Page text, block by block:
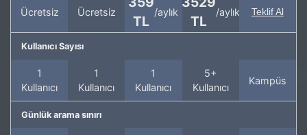
Ücretsiz Ücretsiz
TL
/aylık
TL
/aylık Teklif Al
Kullanıcı Sayısı
1
Kullanıcı
1
Kullanıcı
1
Kullanıcı
5+
Kullanıcı
Kampüs
Günlük arama sınırı